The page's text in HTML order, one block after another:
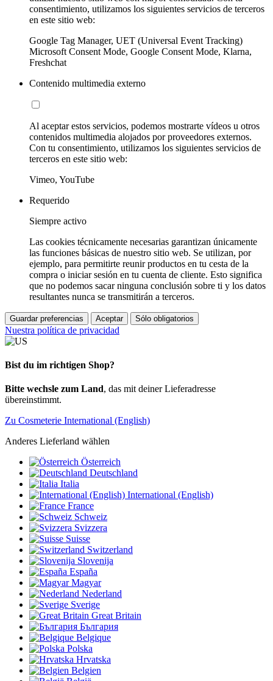
consentimiento, utilizamos los siguientes servicios de terceros
en este sitio web:
Google Tag Manager, UET (Universal Event Tracking)
Microsoft Consent Mode, Google Consent Mode, Klarna,
Freshchat
Contenido multimedia externo
Al aceptar estos servicios, podemos mostrarte vídeos u otros
contenidos multimedia alojados por proveedores externos.
Con tu consentimiento, utilizamos los siguientes servicios de
terceros en este sitio web:
Vimeo, YouTube
Requerido
Siempre activo
Las cookies técnicamente necesarias garantizan únicamente
las funciones básicas de nuestro sitio web. Se utilizan, por
ejemplo, para permitirte reunir productos en tu cesta de la
compra o iniciar sesión en tu cuenta de cliente. Esto significa
que no podemos sacar ninguna conclusión sobre ti y los datos
resultantes nunca se transmitirán a terceros.
Guardar preferencias Aceptar Sólo obligatorios
Nuestra política de privacidad
Bist du im richtigen Shop?
Bitte wechsle zum Land, das mit deiner Lieferadresse
übereinstimmt.
Zu Cosmeterie International (English)
Anderes Lieferland wählen
Österreich
Deutschland
Italia
International (English)
France
Schweiz
Svizzera
Suisse
Switzerland
Slovenija
España
Magyar
Nederland
Sverige
Great Britain
България
Belgique
Polska
Hrvatska
Belgien